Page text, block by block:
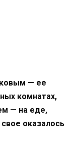
— ее
комнатах,
— на еде,
оказалось